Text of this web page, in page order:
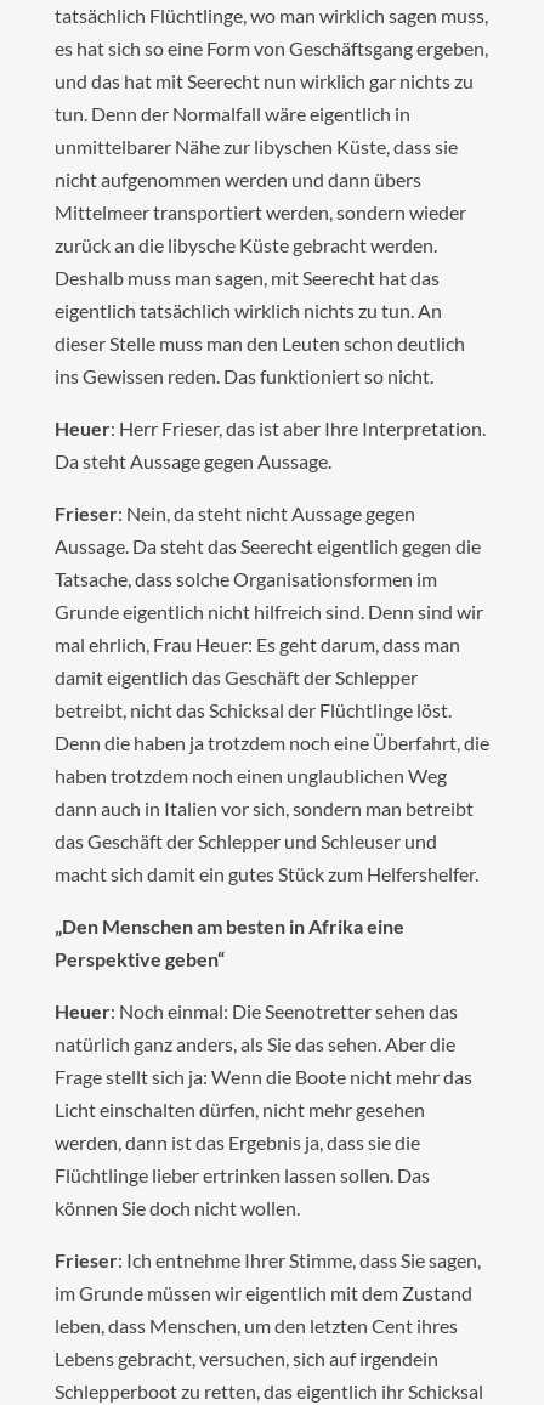
tatsächlich Flüchtlinge, wo man wirklich sagen muss,
es hat sich so eine Form von Geschäftsgang ergeben,
und das hat mit Seerecht nun wirklich gar nichts zu
tun. Denn der Normalfall wäre eigentlich in
unmittelbarer Nähe zur libyschen Küste, dass sie
nicht aufgenommen werden und dann übers
Mittelmeer transportiert werden, sondern wieder
zurück an die libysche Küste gebracht werden.
Deshalb muss man sagen, mit Seerecht hat das
eigentlich tatsächlich wirklich nichts zu tun. An
dieser Stelle muss man den Leuten schon deutlich
ins Gewissen reden. Das funktioniert so nicht.
Heuer: Herr Frieser, das ist aber Ihre Interpretation.
Da steht Aussage gegen Aussage.
Frieser: Nein, da steht nicht Aussage gegen
Aussage. Da steht das Seerecht eigentlich gegen die
Tatsache, dass solche Organisationsformen im
Grunde eigentlich nicht hilfreich sind. Denn sind wir
mal ehrlich, Frau Heuer: Es geht darum, dass man
damit eigentlich das Geschäft der Schlepper
betreibt, nicht das Schicksal der Flüchtlinge löst.
Denn die haben ja trotzdem noch eine Überfahrt, die
haben trotzdem noch einen unglaublichen Weg
dann auch in Italien vor sich, sondern man betreibt
das Geschäft der Schlepper und Schleuser und
macht sich damit ein gutes Stück zum Helfershelfer.
„Den Menschen am besten in Afrika eine
Perspektive geben“
Heuer: Noch einmal: Die Seenotretter sehen das
natürlich ganz anders, als Sie das sehen. Aber die
Frage stellt sich ja: Wenn die Boote nicht mehr das
Licht einschalten dürfen, nicht mehr gesehen
werden, dann ist das Ergebnis ja, dass sie die
Flüchtlinge lieber ertrinken lassen sollen. Das
können Sie doch nicht wollen.
Frieser: Ich entnehme Ihrer Stimme, dass Sie sagen,
im Grunde müssen wir eigentlich mit dem Zustand
leben, dass Menschen, um den letzten Cent ihres
Lebens gebracht, versuchen, sich auf irgendein
Schlepperboot zu retten, das eigentlich ihr Schicksal